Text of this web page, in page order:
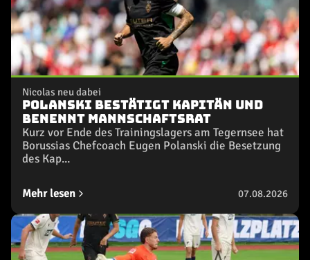
Nicolas neu dabei
Polanski bestätigt Kapitän und
benennt Mannschaftsrat
Kurz vor Ende des Trainingslagers am Tegernsee hat
Borussias Chefcoach Eugen Polanski die Besetzung
des Kap...
Mehr lesen 07.08.2026